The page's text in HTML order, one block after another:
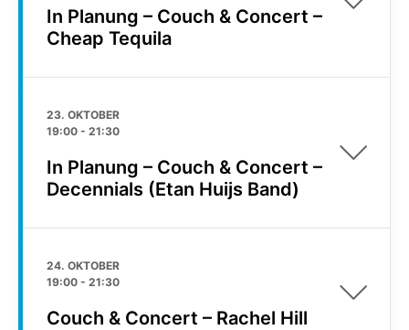
In Planung – Couch & Concert –
Cheap Tequila
23. OKTOBER
19:00 - 21:30
In Planung – Couch & Concert –
Decennials (Etan Huijs Band)
24. OKTOBER
19:00 - 21:30
Couch & Concert – Rachel Hill